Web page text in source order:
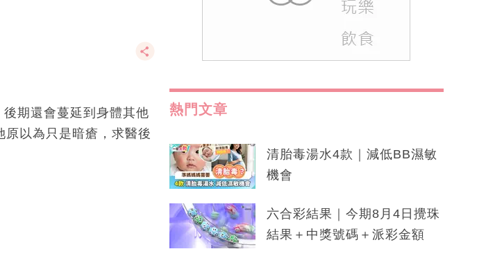
期還會蔓延到身體其他
以為只是暗瘡，求醫後
熱門文章
清胎毒湯水4款｜減低BB濕敏
機會
六合彩結果｜今期8月4日攪珠
結果＋中獎號碼＋派彩金額